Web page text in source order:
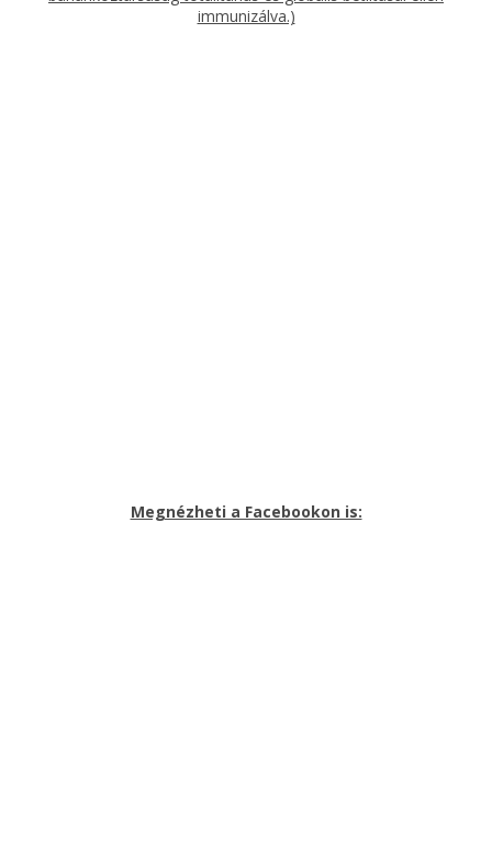
immunizálva.)
Megnézheti a Facebookon is: